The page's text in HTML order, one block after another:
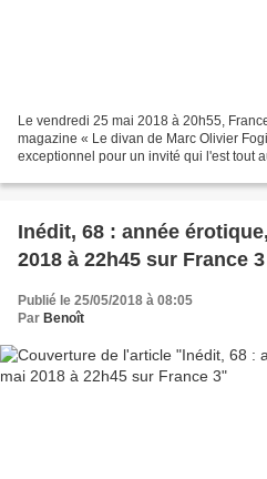
Le vendredi 25 mai 2018 à 20h55,
magazine « Le divan de Marc Olivier
exceptionnel pour un invité qui l'est tout
Inédit, 68 : année
2018 à 22h45 sur France 3
Publié le 25/05/2018 à 08:05
Par Benoît